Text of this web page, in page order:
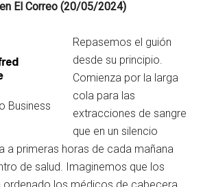
El Correo (20/05/2024)
Business
Repasemos el guión
desde su principio.
Comienza por la larga
cola para las
extracciones de sangre
que en un silencio
a primeras horas de cada mañana
de salud. Imaginemos que los